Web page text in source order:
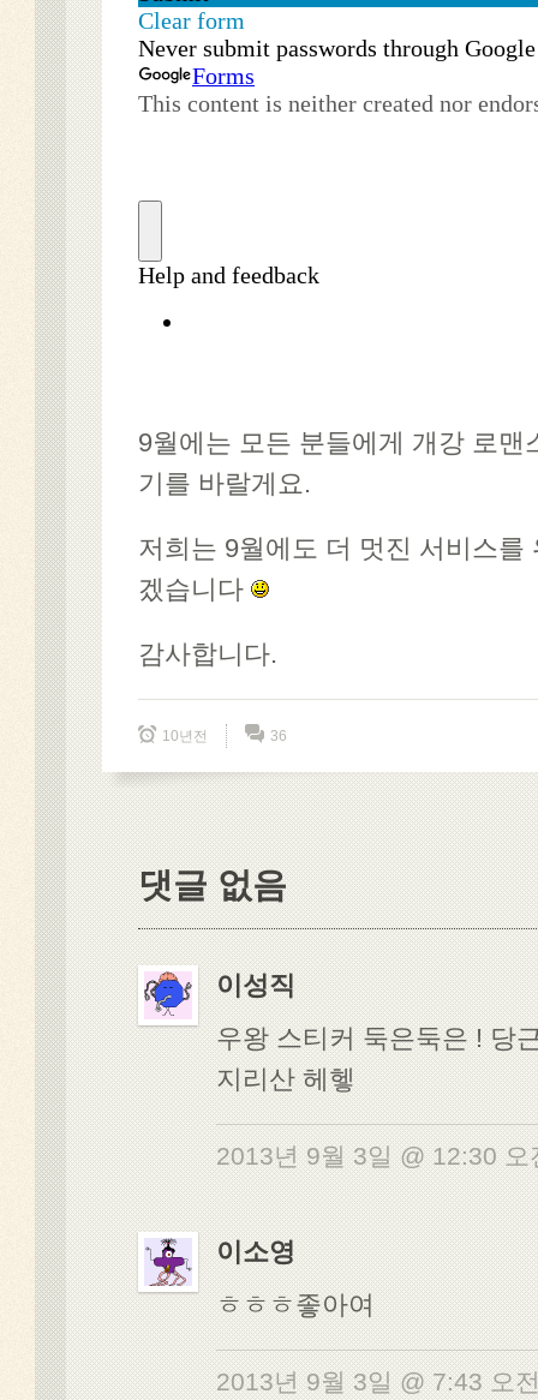
9월에는 모든 분들에게 개강 로맨
기를 바랄게요.
저희는 9월에도 더 멋진 서비스를
겠습니다
감사합니다.
10년전 36
댓글 없음
이성직
우왕 스티커 둑은둑은 ! 당
지리산 헤헿
2013년 9월 3일 @ 12:30
이소영
ㅎㅎㅎ좋아여
2013년 9월 3일 @ 7:43 오